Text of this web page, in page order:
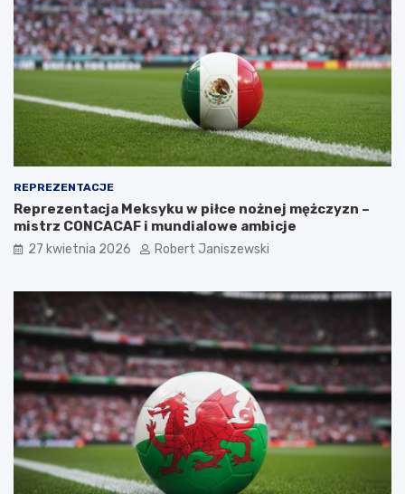
REPREZENTACJE
Reprezentacja Meksyku w piłce nożnej mężczyzn –
mistrz CONCACAF i mundialowe ambicje
27 kwietnia 2026 Robert Janiszewski